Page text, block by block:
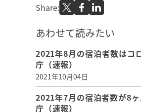
Share:
あわせて読みたい
2021年8月の宿泊者数は
庁（速報）
2021年10月04日
2021年7月の宿泊者数が8
庁（速報）